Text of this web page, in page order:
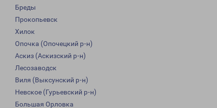
Бреды
Прокопьевск
Хилок
Опочка (Опочецкий р-н)
Аскиз (Аскизский р-н)
Лесозаводск
Виля (Выксунский р-н)
Невское (Гурьевский р-н)
Большая Орловка